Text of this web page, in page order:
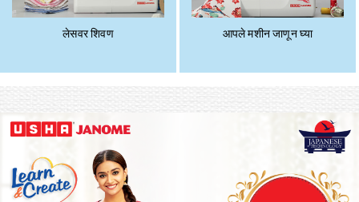
लेसवर शिवण आपले मशीन जाणून घ्या